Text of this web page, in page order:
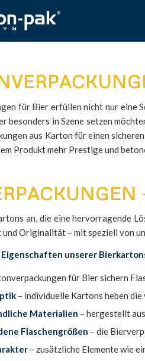
für Bier erfüllen nicht nur eine
besonders in Szene setzen
aus Karton für einen
Produkt mehr Prestige und
an, die eine hervorragende
und Originalität – mit speziell von
unserer
für Bier sichern
– individuelle Kartons heben
Materialien – hergestellt
Flaschengrößen – die
– zusätzliche Elemente wie